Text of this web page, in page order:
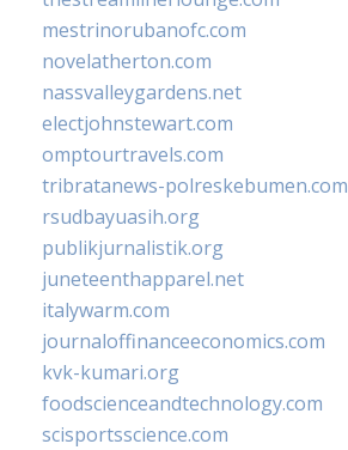
mestrinorubanofc.com
novelatherton.com
nassvalleygardens.net
electjohnstewart.com
omptourtravels.com
tribratanews-polreskebumen.com
rsudbayuasih.org
publikjurnalistik.org
juneteenthapparel.net
italywarm.com
journaloffinanceeconomics.com
kvk-kumari.org
foodscienceandtechnology.com
scisportsscience.com